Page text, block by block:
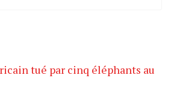
tué par cinq éléphants au